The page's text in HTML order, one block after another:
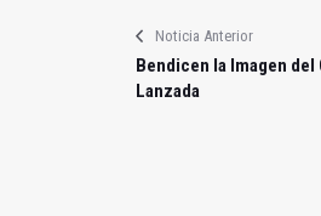
Noticia Anterior
Bendicen la Imagen del
Lanzada